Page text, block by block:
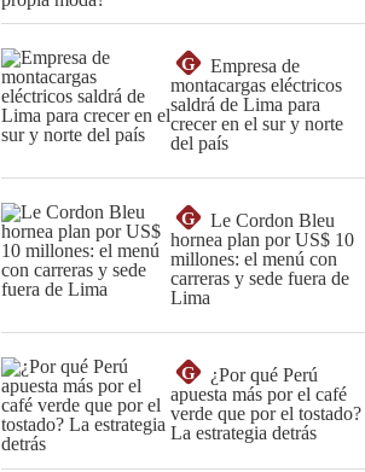
G
Empresa de
montacargas eléctricos
saldrá de Lima para
crecer en el sur y norte
del país
G
Le Cordon Bleu
hornea plan por US$ 10
millones: el menú con
carreras y sede fuera de
Lima
G
¿Por qué Perú
apuesta más por el café
verde que por el tostado?
La estrategia detrás